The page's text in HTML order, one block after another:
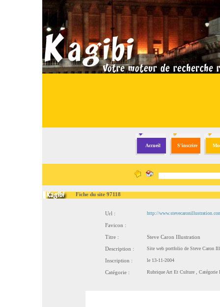
Accueil S'inscrire
Fiche du site 97118
Url : http://
Favicon :
Titre :
Steve Caron Illustration
Description :
Site web portfolio de Steve Caron
Inscription : le 13-11-2004
Catégorie : Rubrique Art Et Culture, Catégorie